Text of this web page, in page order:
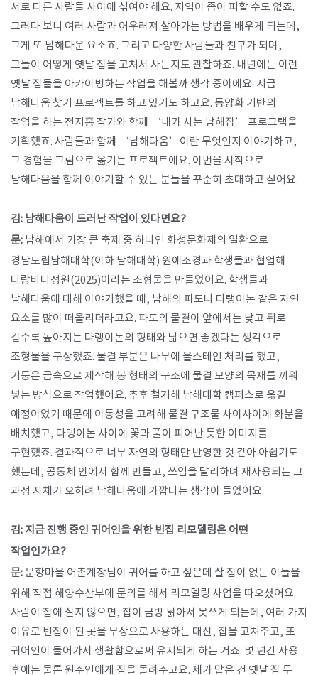
서로 다른 사람들 사이에 섞여야 해요. 지역이 좁아 피할 수도 없죠.
그러다 보니 여러 사람과 어우러져 살아가는 방법을 배우게 되는데,
그게 또 남해다운 요소죠. 그리고 다양한 사람들과 친구가 되며,
그들이 어떻게 옛날 집을 고쳐서 사는지도 관찰하죠. 내년에는 이런
옛날 집들을 아카이빙하는 작업을 해볼까 생각 중이에요. 지금
남해다움 찾기 프로젝트를 하고 있기도 하고요. 동양화 기반의
작업을 하는 전지홍 작가와 함께 ‘내가 사는 남해집’ 프로그램을
기획했죠. 사람들과 함께 ‘남해다움’이란 무엇인지 이야기하고,
그 경험을 그림으로 옮기는 프로젝트예요. 이번을 시작으로
남해다움을 함께 이야기할 수 있는 분들을 꾸준히 초대하고 싶어요.
김: 남해다움이 드러난 작업이 있다면요?
문: 남해에서 가장 큰 축제 중 하나인 화성문화제의 일환으로
경남도립남해대학(이하 남해대학) 원예조경과 학생들과 협업해
다랑바다정원(2025)이라는 조형물을 만들었어요. 학생들과
남해다움에 대해 이야기했을 때, 남해의 파도나 다랭이논 같은 자연
요소를 많이 떠올리더라고요. 파도의 물결이 앞에서는 낮고 뒤로
갈수록 높아지는 다랭이논의 형태와 닮으면 좋겠다는 생각으로
조형물을 구상했죠. 물결 부분은 나무에 올스테인 처리를 했고,
기둥은 금속으로 제작해 봉 형태의 구조에 물결 모양의 목재를 끼워
넣는 방식으로 작업했어요. 추후 철거해 남해대학 캠퍼스로 옮길
예정이었기 때문에 이동성을 고려해 물결 구조물 사이사이에 화분을
배치했고, 다랭이논 사이에 꽃과 풀이 피어난 듯한 이미지를
구현했죠. 결과적으로 너무 자연의 형태만 반영한 것 같아 아쉽기도
했는데, 공동체 안에서 함께 만들고, 쓰임을 달리하며 재사용되는 그
과정 자체가 오히려 남해다움에 가깝다는 생각이 들었어요.
김: 지금 진행 중인 귀어인을 위한 빈집 리모델링은 어떤
작업인가요?
문:문항마을 어촌계장님이 귀어를 하고 싶은데 살 집이 없는 이들을
위해 직접 해양수산부에 문의를 해서 리모델링 사업을 따오셨어요.
사람이 집에 살지 않으면, 집이 금방 낡아서 못쓰게 되는데, 여러 가지
이유로 빈집이 된 곳을 무상으로 사용하는 대신, 집을 고쳐주고, 또
귀어인이 들어가서 생활함으로써 유지되게 하는 거죠. 몇 년간 사용
후에는 물론 원주인에게 집을 돌려주고요. 제가 맡은 건 옛날 집 두